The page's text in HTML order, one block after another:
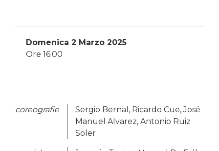
Domenica 2 Marzo 2025
Ore 16:00
coreografie
Sergio Bernal, Ricardo Cue, José
Manuel Alvarez, Antonio Ruiz
Soler